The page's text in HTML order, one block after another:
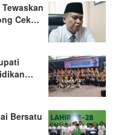
Cek…
Bersatu